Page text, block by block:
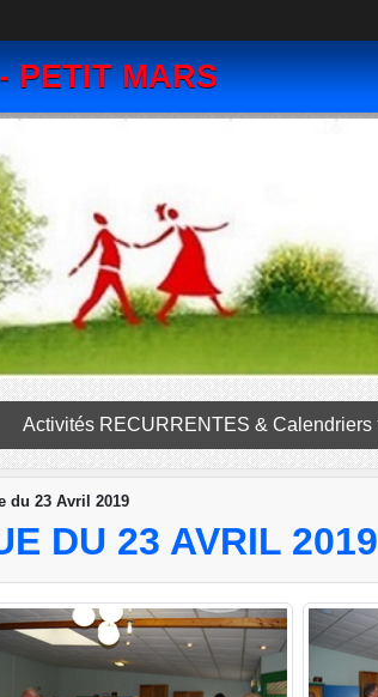
PETIT MARS
Activités RECURRENTES & Calendriers
du 23 Avril 2019
DU 23 AVRIL 2019